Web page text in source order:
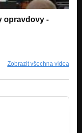
opravdovy -
Zobrazit všechna videa